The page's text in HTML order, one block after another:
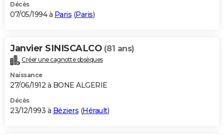
Décès
07/05/1994 à Paris (Paris)
Janvier SINISCALCO (81 ans)
Créer une cagnotte obsèques
Naissance
27/06/1912 à BONE ALGERIE
Décès
23/12/1993 à Béziers (Hérault)